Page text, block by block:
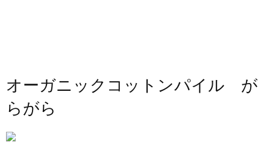
オーガニックコットンパイル が
らがら